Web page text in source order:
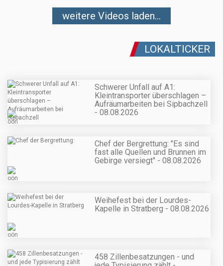
weitere Videos laden...
LOKALTICKER
Schwerer Unfall auf A1:
Kleintransporter überschlagen –
Aufräumarbeiten bei Sipbachzell
- 08.08.2026
Chef der Bergrettung: "Es sind
fast alle Quellen und Brunnen im
Gebirge versiegt" - 08.08.2026
Weihefest bei der Lourdes-
Kapelle in Stratberg - 08.08.2026
458 Zillenbesatzungen - und